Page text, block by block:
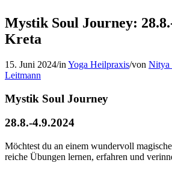
Mystik Soul Journey:
Kreta
15. Juni 2024/in Yoga Heilpraxis/von Nitya
Leitmann
Mystik Soul Journey
28.8.-4.9.2024
Möchtest du an einem wundervoll
reiche Übungen lernen, erfahren und